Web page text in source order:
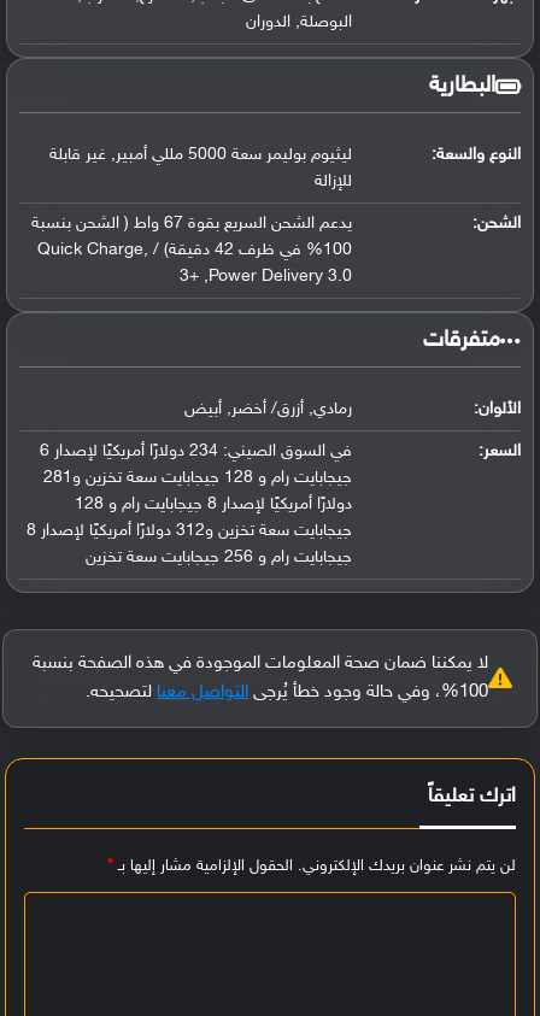
البوصلة, الدوران
البطارية
النوع والسعة:
ليثيوم بوليمر سعة 5000 مللي أمبير, غير قابلة
للإزالة
الشحن:
يدعم الشحن السريع بقوة 67 واط ( الشحن بنسبة
100% في ظرف 42 دقيقة) / ,Quick Charge
3+ ,Power Delivery 3.0
‏متفرقات‏
الألوان: رمادي, أزرق/ أخضر, أبيض
السعر:
في السوق الصيني: 234 دولارًا أمريكيًا لإصدار 6
جيجابايت رام و 128 جيجابايت سعة تخزين و281
دولارًا أمريكيًا لإصدار 8 جيجابايت رام و 128
جيجابايت سعة تخزين و312 دولارًا أمريكيًا لإصدار 8
جيجابايت رام و 256 جيجابايت سعة تخزين
لا يمكننا ضمان صحة المعلومات الموجودة في هذه الصفحة بنسبة
100%، وفي حالة وجود خطأ يُرجى
التواصل معنا لتصحيحه.
اترك تعليقاً
لن يتم نشر عنوان بريدك الإلكتروني. الحقول الإلزامية مشار إليها بـ*